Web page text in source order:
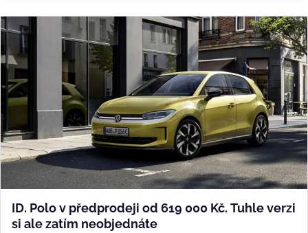
ID. Polo v předprodeji od 619 000 Kč. Tuhle verzi
si ale zatím neobjednáte